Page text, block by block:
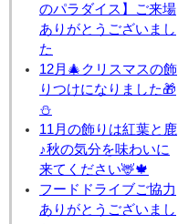
のパラダイス】ご来場
ありがとうございまし
た
12月🎄クリスマスの飾
りつけになりました🎁
⛄
11月の飾りは紅葉と鹿
♪秋の気分を味わいに
来てください🦌🍁
フードドライブご協力
ありがとうございまし